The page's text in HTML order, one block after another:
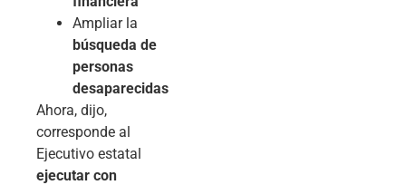
Ampliar la
búsqueda de
personas
desaparecidas
Ahora, dijo,
corresponde al
Ejecutivo estatal
ejecutar con